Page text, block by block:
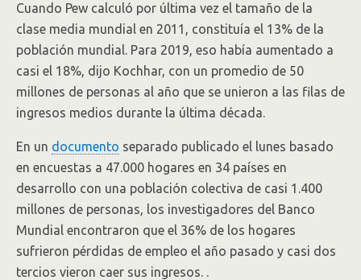
Cuando Pew calculó por última vez el tamaño de la
clase media mundial en 2011, constituía el 13% de la
población mundial. Para 2019, eso había aumentado a
casi el 18%, dijo Kochhar, con un promedio de 50
millones de personas al año que se unieron a las filas de
ingresos medios durante la última década.
En un documento separado publicado el lunes basado
en encuestas a 47.000 hogares en 34 países en
desarrollo con una población colectiva de casi 1.400
millones de personas, los investigadores del Banco
Mundial encontraron que el 36% de los hogares
sufrieron pérdidas de empleo el año pasado y casi dos
tercios vieron caer sus ingresos. .